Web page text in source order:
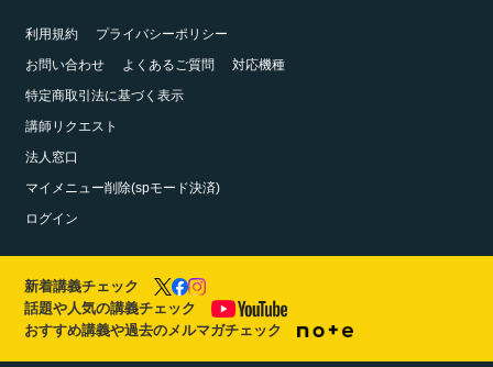
利用規約
プライバシーポリシー
お問い合わせ
よくあるご質問
対応機種
特定商取引法に基づく表示
講師リクエスト
法人窓口
マイメニュー削除(spモード決済)
ログイン
新着講義チェック
話題や人気の講義チェック
おすすめ講義や過去のメルマガチェック